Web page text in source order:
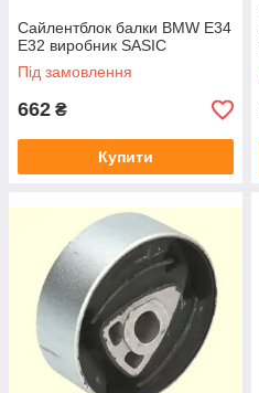
Сайлентблок балки BMW E34
E32 виробник SASIC
Під замовлення
662 ₴
Купити